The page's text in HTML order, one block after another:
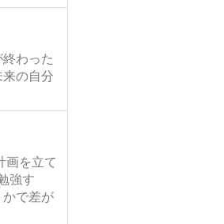
わった
の自分
画を立て
強す
かで差が